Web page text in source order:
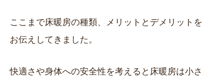
ここまで床暖房の種類、メリットとデメリットを
お伝えしてきました。
快適さや身体への安全性を考えると床暖房は小さ